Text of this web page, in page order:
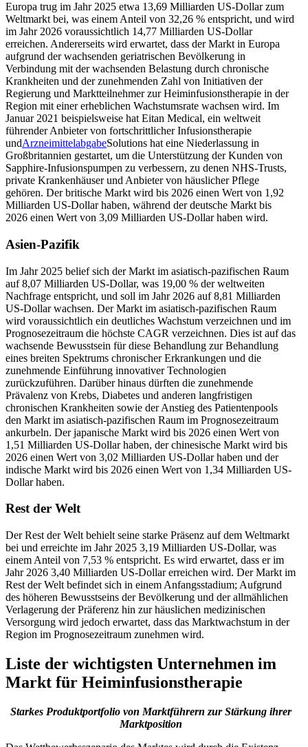
Europa trug im Jahr 2025 etwa 13,69 Milliarden US-Dollar zum
Weltmarkt bei, was einem Anteil von 32,26 % entspricht, und wird
im Jahr 2026 voraussichtlich 14,77 Milliarden US-Dollar
erreichen. Andererseits wird erwartet, dass der Markt in Europa
aufgrund der wachsenden geriatrischen Bevölkerung in
Verbindung mit der wachsenden Belastung durch chronische
Krankheiten und der zunehmenden Zahl von Initiativen der
Regierung und Marktteilnehmer zur Heiminfusionstherapie in der
Region mit einer erheblichen Wachstumsrate wachsen wird. Im
Januar 2021 beispielsweise hat Eitan Medical, ein weltweit
führender Anbieter von fortschrittlicher Infusionstherapie
undArzneimittelabgabeSolutions hat eine Niederlassung in
Großbritannien gestartet, um die Unterstützung der Kunden von
Sapphire-Infusionspumpen zu verbessern, zu denen NHS-Trusts,
private Krankenhäuser und Anbieter von häuslicher Pflege
gehören. Der britische Markt wird bis 2026 einen Wert von 1,92
Milliarden US-Dollar haben, während der deutsche Markt bis
2026 einen Wert von 3,09 Milliarden US-Dollar haben wird.
Asien-Pazifik
Im Jahr 2025 belief sich der Markt im asiatisch-pazifischen Raum
auf 8,07 Milliarden US-Dollar, was 19,00 % der weltweiten
Nachfrage entspricht, und soll im Jahr 2026 auf 8,81 Milliarden
US-Dollar wachsen. Der Markt im asiatisch-pazifischen Raum
wird voraussichtlich ein deutliches Wachstum verzeichnen und im
Prognosezeitraum die höchste CAGR verzeichnen. Dies ist auf das
wachsende Bewusstsein für diese Behandlung zur Behandlung
eines breiten Spektrums chronischer Erkrankungen und die
zunehmende Einführung innovativer Technologien
zurückzuführen. Darüber hinaus dürften die zunehmende
Prävalenz von Krebs, Diabetes und anderen langfristigen
chronischen Krankheiten sowie der Anstieg des Patientenpools
den Markt im asiatisch-pazifischen Raum im Prognosezeitraum
ankurbeln. Der japanische Markt wird bis 2026 einen Wert von
1,51 Milliarden US-Dollar haben, der chinesische Markt wird bis
2026 einen Wert von 3,02 Milliarden US-Dollar haben und der
indische Markt wird bis 2026 einen Wert von 1,34 Milliarden US-
Dollar haben.
Rest der Welt
Der Rest der Welt behielt seine starke Präsenz auf dem Weltmarkt
bei und erreichte im Jahr 2025 3,19 Milliarden US-Dollar, was
einem Anteil von 7,53 % entspricht. Es wird erwartet, dass er im
Jahr 2026 3,40 Milliarden US-Dollar erreichen wird. Der Markt im
Rest der Welt befindet sich in einem Anfangsstadium; Aufgrund
des höheren Bewusstseins der Bevölkerung und der allmählichen
Verlagerung der Präferenz hin zur häuslichen medizinischen
Versorgung wird jedoch erwartet, dass das Marktwachstum in der
Region im Prognosezeitraum zunehmen wird.
Liste der wichtigsten Unternehmen im
Markt für Heiminfusionstherapie
Starkes Produktportfolio von Marktführern zur Stärkung ihrer
Marktposition